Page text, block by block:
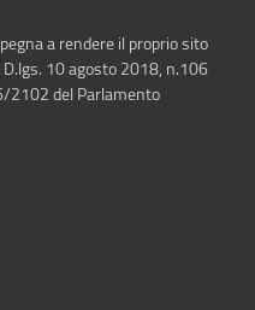
a rendere il proprio sito
10 agosto 2018, n.106
2102 del Parlamento